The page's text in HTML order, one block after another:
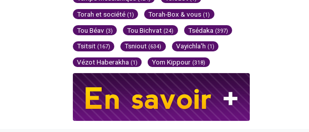
Torah et société (1) Torah-Box & vous (1)
Tou Béav (3) Tou Bichvat (24) Tsédaka (397)
Tsitsit (167) Tsniout (634) Vayichla'h (1)
Vézot Haberakha (1) Yom Kippour (318)